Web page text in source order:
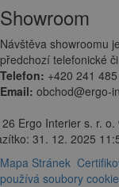
Showroom
Návštěva showroomu
předchozí telefonické
Telefon: +420 241
Email: obchod@ergo-
Ergo Interier s. r.
31. 12. 2025
Mapa Stránek
používá soubory